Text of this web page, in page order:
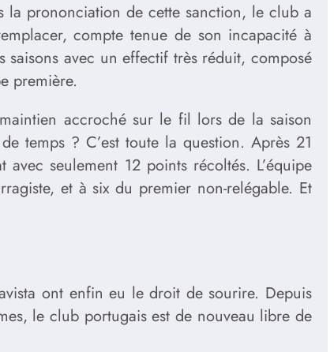
la prononciation de cette sanction, le club a
compte tenue de son incapacité à
avec un effectif très réduit, composé
première.
accroché sur le fil lors de la saison
temps ? C’est toute la question. Après 21
seulement 12 points récoltés. L’équipe
et à six du premier non-relégable. Et
ont enfin eu le droit de sourire. Depuis
le club portugais est de nouveau libre de